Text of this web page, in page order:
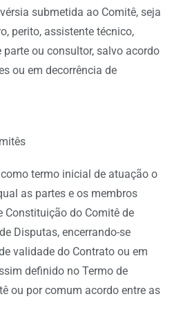
submetida ao Comitê, seja
perito, assistente técnico,
parte ou consultor, salvo acordo
ou em decorrência de
termo inicial de atuação o
as partes e os membros
Constituição do Comitê de
Disputas, encerrando-se
validade do Contrato ou em
definido no Termo de
ou por comum acordo entre as